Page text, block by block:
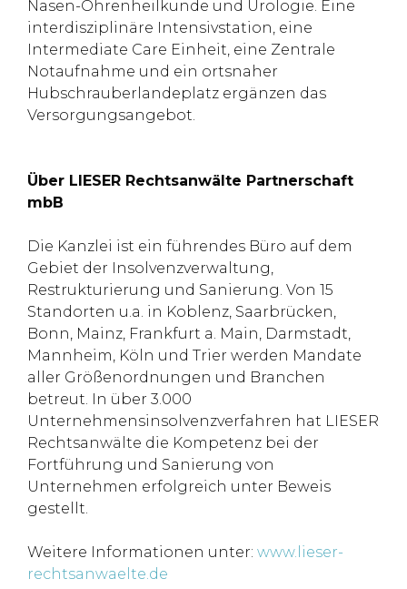
Nasen-Ohrenheilkunde und Urologie. Eine
interdisziplinäre Intensivstation, eine
Intermediate Care Einheit, eine Zentrale
Notaufnahme und ein ortsnaher
Hubschrauberlandeplatz ergänzen das
Versorgungsangebot.
Über LIESER Rechtsanwälte Partnerschaft
mbB
Die Kanzlei ist ein führendes Büro auf dem
Gebiet der Insolvenzverwaltung,
Restrukturierung und Sanierung. Von 15
Standorten u.a. in Koblenz, Saarbrücken,
Bonn, Mainz, Frankfurt a. Main, Darmstadt,
Mannheim, Köln und Trier werden Mandate
aller Größenordnungen und Branchen
betreut. In über 3.000
Unternehmensinsolvenzverfahren hat LIESER
Rechtsanwälte die Kompetenz bei der
Fortführung und Sanierung von
Unternehmen erfolgreich unter Beweis
gestellt.
Weitere Informationen unter: www.lieser-
rechtsanwaelte.de